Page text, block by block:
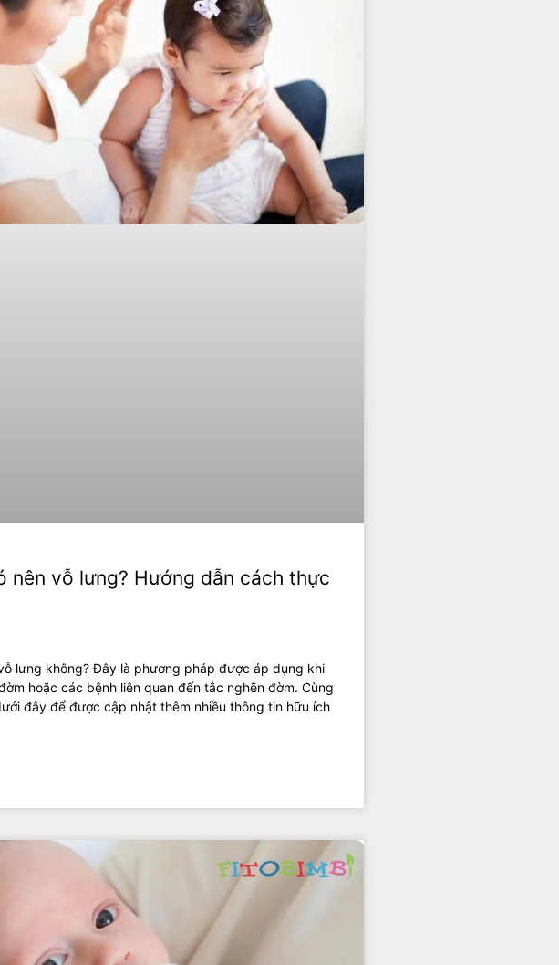
nên vỗ lưng? Hướng dẫn cách thực
lưng không? Đây là phương pháp được áp dụng khi
hoặc các bệnh liên quan đến tắc nghẽn đờm. Cùng
đây để được cập nhật thêm nhiều thông tin hữu ích